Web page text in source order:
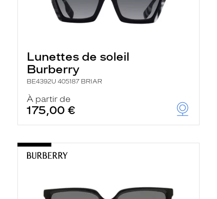
Lunettes de soleil
Burberry
BE4392U 405187 BRIAR
À partir de
175,00 €